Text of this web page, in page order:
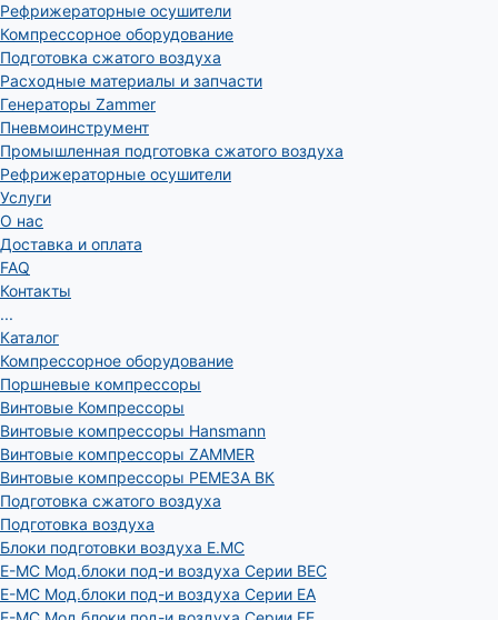
Рефрижераторные осушители
Компрессорное оборудование
Подготовка сжатого воздуха
Расходные материалы и запчасти
Генераторы Zammer
Пневмоинструмент
Промышленная подготовка сжатого воздуха
Рефрижераторные осушители
Услуги
О нас
Доставка и оплата
FAQ
Контакты
...
Каталог
Компрессорное оборудование
Поршневые компрессоры
Винтовые Компрессоры
Винтовые компрессоры Hansmann
Винтовые компрессоры ZAMMER
Винтовые компрессоры РЕМЕЗА ВК
Подготовка сжатого воздуха
Подготовка воздуха
Блоки подготовки воздуха E.MC
E-MC Мод.блоки под-и воздуха Серии BEC
E-MC Мод.блоки под-и воздуха Серии EA